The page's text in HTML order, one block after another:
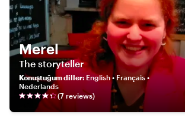
Merel
The storyteller
Konuştuğum diller: English • Français •
Nederlands
(7 reviews)